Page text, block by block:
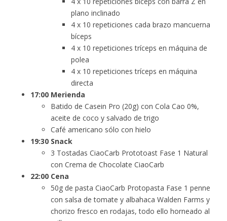
plano inclinado
4 x 10 repeticiones cada brazo mancuerna
bíceps
4 x 10 repeticiones tríceps en máquina de
polea
4 x 10 repeticiones tríceps en máquina
directa
17:00 Merienda
Batido de Casein Pro (20g) con Cola Cao 0%,
aceite de coco y salvado de trigo
Café americano sólo con hielo
19:30 Snack
3 Tostadas CiaoCarb Prototoast Fase 1 Natural
con Crema de Chocolate CiaoCarb
22:00 Cena
50g de pasta CiaoCarb Protopasta Fase 1 penne
con salsa de tomate y albahaca Walden Farms y
chorizo fresco en rodajas, todo ello horneado al